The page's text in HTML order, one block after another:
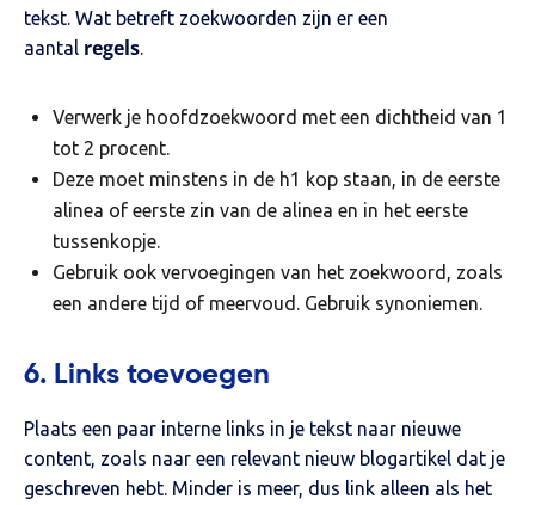
tekst. Wat betreft zoekwoorden zijn er een
aantal regels.
Verwerk je hoofdzoekwoord met een dichtheid van 1
tot 2 procent.
Deze moet minstens in de h1 kop staan, in de eerste
alinea of eerste zin van de alinea en in het eerste
tussenkopje.
Gebruik ook vervoegingen van het zoekwoord, zoals
een andere tijd of meervoud. Gebruik synoniemen.
6. Links toevoegen
Plaats een paar interne links in je tekst naar nieuwe
content, zoals naar een relevant nieuw blogartikel dat je
geschreven hebt. Minder is meer, dus link alleen als het